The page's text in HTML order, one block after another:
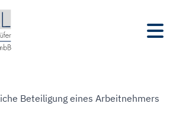
Beteiligung eines Arbeitnehmers